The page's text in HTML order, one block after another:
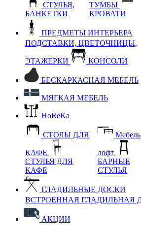
СТУЛЬЯ,
БАНКЕТКИ
ТУМБЫ
КРОВАТИ
ПРЕДМЕТЫ ИНТЕРЬЕРА
ПОДСТАВКИ, ЦВЕТОЧНИЦЫ,
ЭТАЖЕРКИ КОНСОЛИ
БЕСКАРКАСНАЯ МЕБЕЛЬ
МЯГКАЯ МЕБЕЛЬ
HoReKa
СТОЛЫ ДЛЯ
КАФЕ
СТУЛЬЯ ДЛЯ
КАФЕ
Мебель
лофт
БАРНЫЕ
СТУЛЬЯ
ГЛАДИЛЬНЫЕ ДОСКИ
ВСТРОЕННАЯ ГЛАДИЛЬНАЯ
АКЦИИ